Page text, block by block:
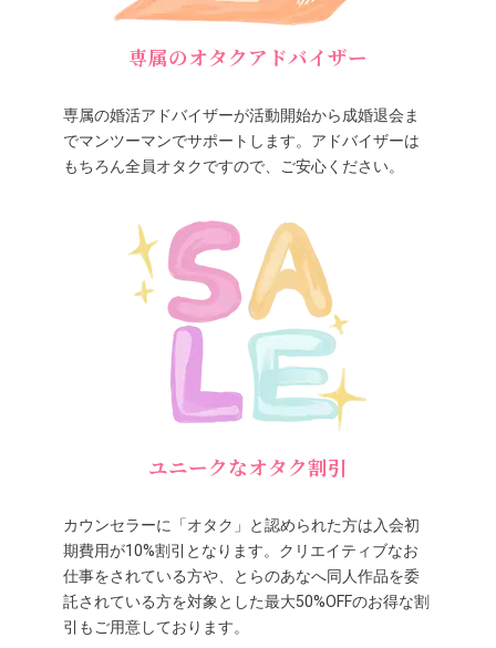
専属のオタクアドバイザー
専属の婚活アドバイザーが活動開始から成婚退会ま
でマンツーマンでサポートします。アドバイザーは
もちろん全員オタクですので、ご安心ください。
ユニークなオタク割引
カウンセラーに「オタク」と認められた方は入会初
期費用が10%割引となります。クリエイティブなお
仕事をされている方や、とらのあなへ同人作品を委
託されている方を対象とした最大50%OFFのお得な割
引もご用意しております。